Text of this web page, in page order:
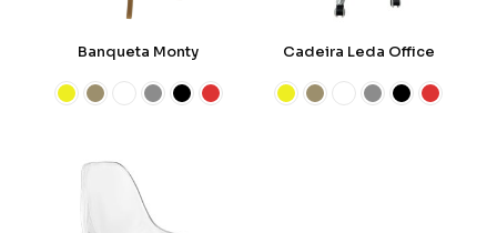
Banqueta Monty Cadeira Leda Office